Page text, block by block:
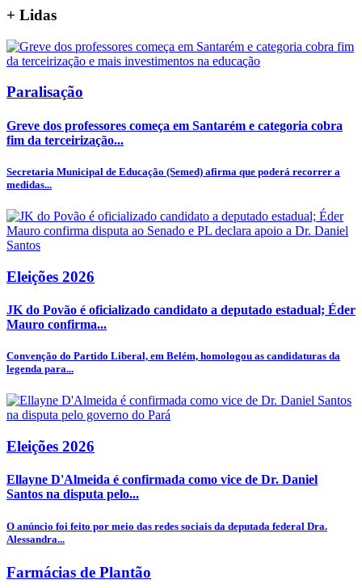
+ Lidas
Paralisação
Greve dos professores começa em Santarém e categoria cobra
fim da terceirização...
Secretaria Municipal de Educação (Semed) afirma que poderá recorrer a
medidas...
Eleições 2026
JK do Povão é oficializado candidato a deputado estadual; Éder
Mauro confirma...
Convenção do Partido Liberal, em Belém, homologou as candidaturas da
legenda para...
Eleições 2026
Ellayne D'Almeida é confirmada como vice de Dr. Daniel
Santos na disputa pelo...
O anúncio foi feito por meio das redes sociais da deputada federal Dra.
Alessandra...
Farmácias de Plantão